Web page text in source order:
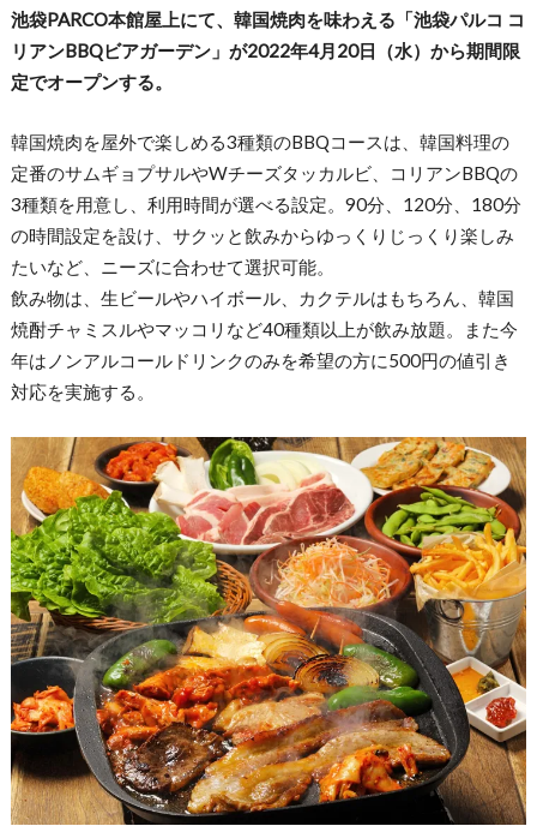
池袋PARCO本館屋上にて、韓国焼肉を味わえる「池袋パルコ コ
リアンBBQビアガーデン」が2022年4月20日（水）から期間限
定でオープンする。
韓国焼肉を屋外で楽しめる3種類のBBQコースは、韓国料理の
定番のサムギョプサルやWチーズタッカルビ、コリアンBBQの
3種類を用意し、利用時間が選べる設定。90分、120分、180分
の時間設定を設け、サクッと飲みからゆっくりじっくり楽しみ
たいなど、ニーズに合わせて選択可能。
飲み物は、生ビールやハイボール、カクテルはもちろん、韓国
焼酎チャミスルやマッコリなど40種類以上が飲み放題。また今
年はノンアルコールドリンクのみを希望の方に500円の値引き
対応を実施する。